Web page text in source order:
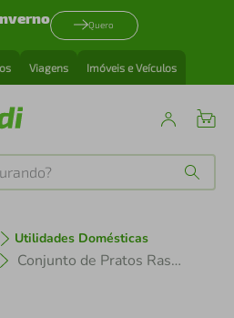
Quero
Viagens Imóveis e Veículos
Utilidades Domésticas
Conjunto de Pratos Rasos 06 Peças Flat Ônix Oxford